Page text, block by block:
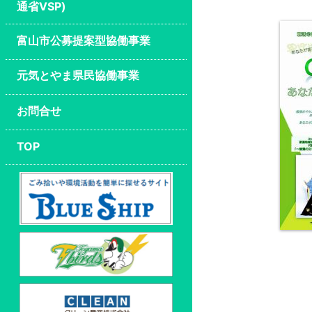
通省VSP)
富山市公募提案型協働事業
元気とやま県民協働事業
お問合せ
TOP